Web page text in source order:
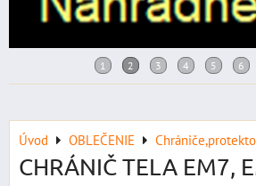
Úvod OBLEČENIE
CHRÁNIČ TELA EM7,